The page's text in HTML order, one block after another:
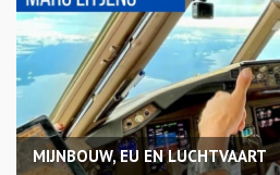
MIJNBOUW, EU EN LUCHTVAART